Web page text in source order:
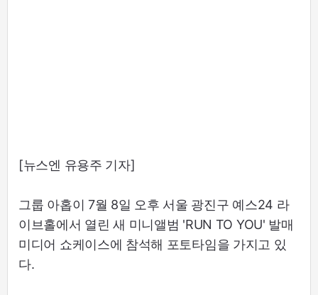
[뉴스엔 유용주 기자]
그룹 아홉이 7월 8일 오후 서울 광진구 예스24 라
이브홀에서 열린 새 미니앨범 'RUN TO YOU' 발매
미디어 쇼케이스에 참석해 포토타임을 가지고 있
다.